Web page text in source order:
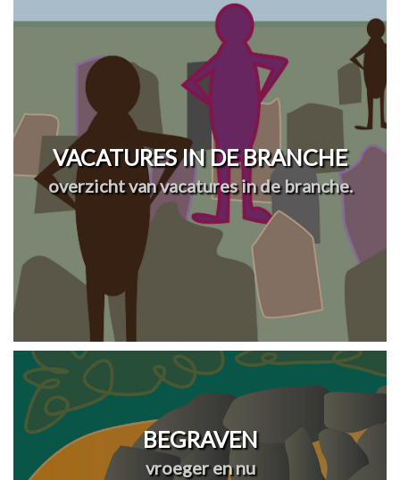
VACATURES IN DE BRANCHE
overzicht van vacatures in de branche.
BEGRAVEN
vroeger en nu